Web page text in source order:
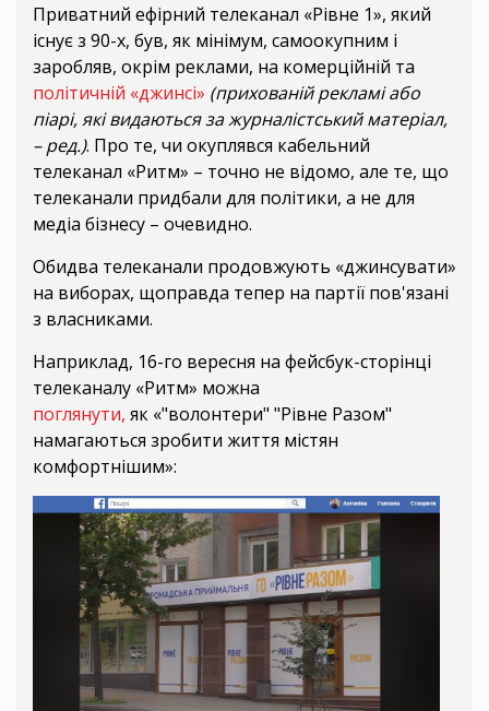
Приватний ефірний телеканал «Рівне 1», який
існує з 90-х, був, як мінімум, самоокупним і
заробляв, окрім реклами, на комерційній та
політичній «джинсі» (прихованій рекламі або
піарі, які видаються за журналістський матеріал,
– ред.). Про те, чи окуплявся кабельний
телеканал «Ритм» – точно не відомо, але те, що
телеканали придбали для політики, а не для
медіа бізнесу – очевидно.
Обидва телеканали продовжують «джинсувати»
на виборах, щоправда тепер на партії пов'язані
з власниками.
Наприклад, 16-го вересня на фейсбук-сторінці
телеканалу «Ритм» можна
поглянути, як «"волонтери" "Рівне Разом"
намагаються зробити життя містян
комфортнішим»: